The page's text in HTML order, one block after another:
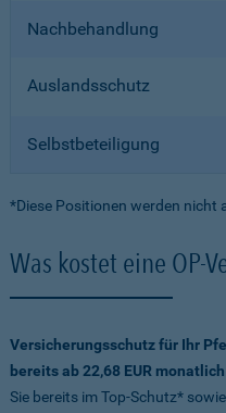
Nachbehandlung
Auslandsschutz
Selbstbeteiligung
*Diese Positionen werden nicht
Was kostet eine OP-
Versicherungsschutz für Ihr
bereits ab 22,68 EUR
Sie bereits im Top-Schutz*